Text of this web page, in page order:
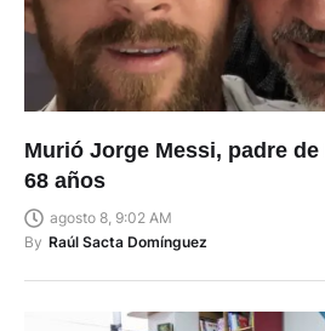
Murió Jorge Messi, padre
68 años
agosto 8, 9:02 AM
By Raúl Sacta Domínguez